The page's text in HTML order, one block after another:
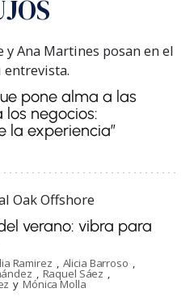
pone alma a las
negocios:
la experiencia”
verano: vibra para
Ramirez Alicia Barroso
Raquel Sáez
Mónica Molla